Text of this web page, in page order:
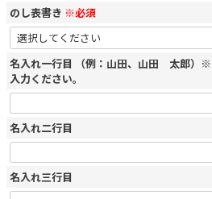
のし表書き ※必須
名入れ一行目 （例：山田、山田 太郎）
入力ください。
名入れ二行目
名入れ三行目